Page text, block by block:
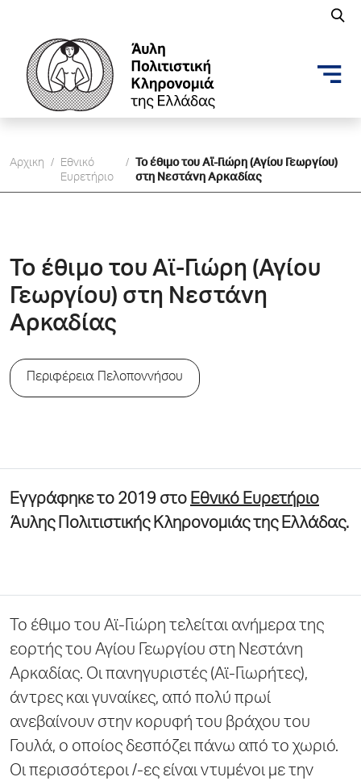
Αρχικη /
Εθνικό
Ευρετήριο
/
Το έθιμο του Αϊ-Γιώρη (Αγίου Γεωργίου)
στη Νεστάνη Αρκαδίας
Το έθιμο του Αϊ-Γιώρη (Αγίου
Γεωργίου) στη Νεστάνη
Αρκαδίας
Περιφέρεια Πελοποννήσου
Εγγράφηκε το 2019 στο Εθνικό Ευρετήριο
Άυλης Πολιτιστικής Κληρονομιάς της Ελλάδας.
Το έθιμο του Αϊ-Γιώρη τελείται ανήμερα της
εορτής του Αγίου Γεωργίου στη Νεστάνη
Αρκαδίας. Οι πανηγυριστές (Αϊ-Γιωρήτες),
άντρες και γυναίκες, από πολύ πρωί
ανεβαίνουν στην κορυφή του βράχου του
Γουλά, ο οποίος δεσπόζει πάνω από το χωριό.
Οι περισσότεροι /-ες είναι ντυμένοι με την